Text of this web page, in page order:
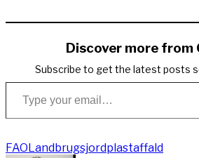
Link
Discover more from
Subscribe to get the latest posts
Type your email…
FAO Landbrugsjordplastaffald